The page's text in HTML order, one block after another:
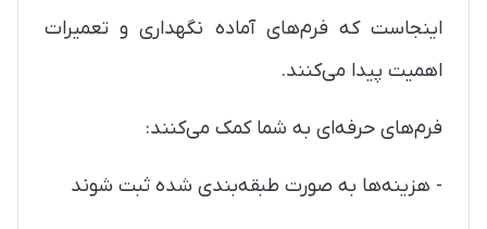
اینجاست که فرم‌های آماده نگهداری و تعمیرات
اهمیت پیدا می‌کنند.
فرم‌های حرفه‌ای به شما کمک می‌کنند:
- هزینه‌ها به صورت طبقه‌بندی شده ثبت شوند